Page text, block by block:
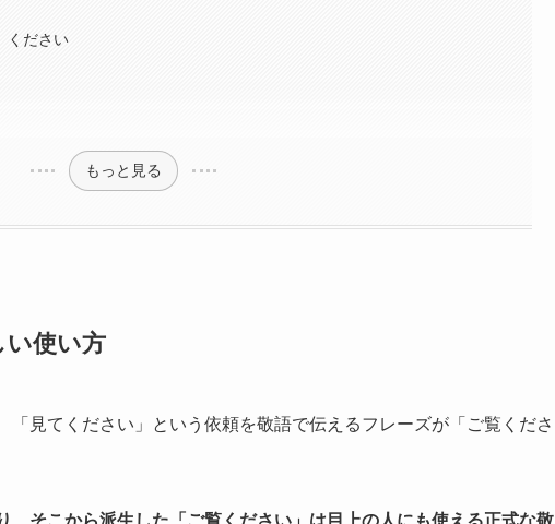
ください
もっと見る
い使い方
「見てください」という依頼を敬語で伝えるフレーズが「ご覧くださ